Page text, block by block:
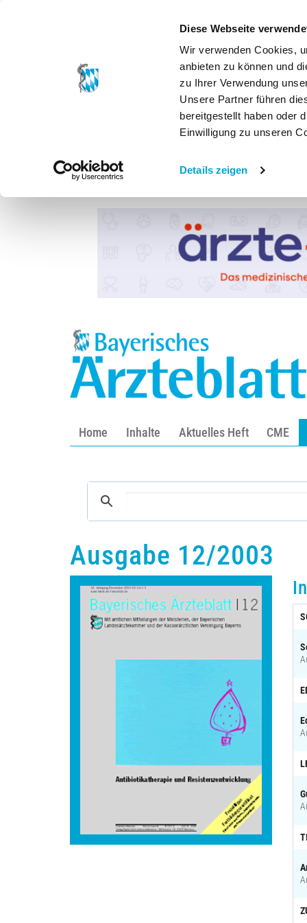
Diese Webseite
Wir verwenden Cookies,
anbieten zu können und
zu Ihrer Verwendung
Unsere Partner führen
bereitgestellt haben oder
Einwilligung zu unseren
Details zeigen
Home Inhalte Aktuelles Heft CME
Ausgabe 12/2003